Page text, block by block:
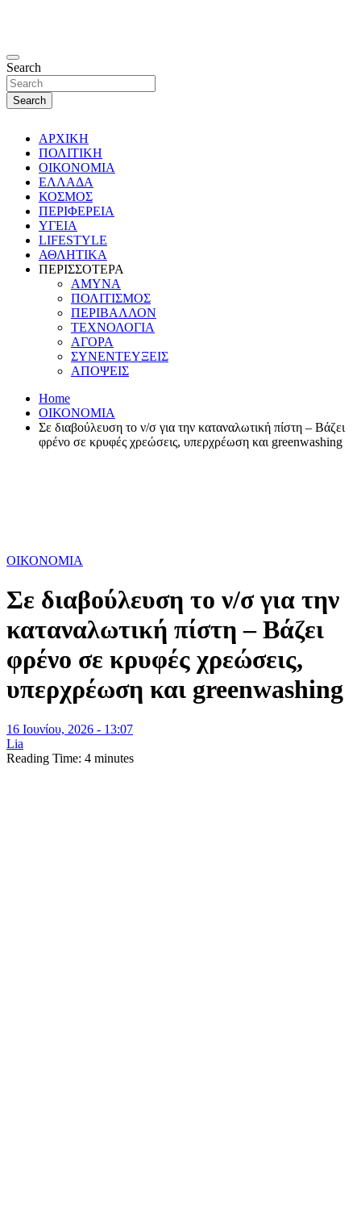
Search
Search
ΑΡΧΙΚΗ
ΠΟΛΙΤΙΚΗ
ΟΙΚΟΝΟΜΙΑ
ΕΛΛΑΔΑ
ΚΟΣΜΟΣ
ΠΕΡΙΦΕΡΕΙΑ
ΥΓΕΙΑ
LIFESTYLE
ΑΘΛΗΤΙΚΑ
ΠΕΡΙΣΣΟΤΕΡΑ
ΑΜΥΝΑ
ΠΟΛΙΤΙΣΜΟΣ
ΠΕΡΙΒΑΛΛΟΝ
ΤΕΧΝΟΛΟΓΙΑ
ΑΓΟΡΑ
ΣΥΝΕΝΤΕΥΞΕΙΣ
ΑΠΟΨΕΙΣ
Home
ΟΙΚΟΝΟΜΙΑ
Σε διαβούλευση το ν/σ για την καταναλωτική πίστη – Βάζει
φρένο σε κρυφές χρεώσεις, υπερχρέωση και greenwashing
ΟΙΚΟΝΟΜΙΑ
Σε διαβούλευση το ν/σ για την
καταναλωτική πίστη – Βάζει
φρένο σε κρυφές χρεώσεις,
υπερχρέωση και greenwashing
16 Ιουνίου, 2026 - 13:07
Lia
Reading Time: 4 minutes